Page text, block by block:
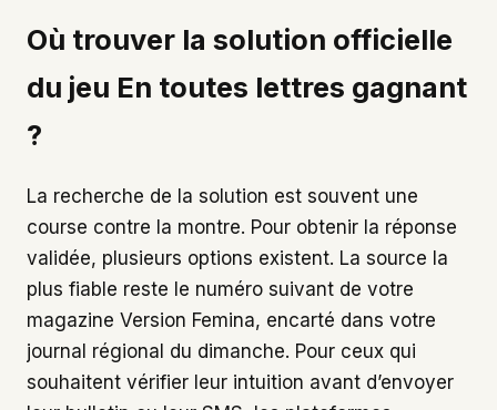
Où trouver la solution officielle
du jeu En toutes lettres gagnant
?
La recherche de la solution est souvent une
course contre la montre. Pour obtenir la réponse
validée, plusieurs options existent. La source la
plus fiable reste le numéro suivant de votre
magazine Version Femina, encarté dans votre
journal régional du dimanche. Pour ceux qui
souhaitent vérifier leur intuition avant d’envoyer